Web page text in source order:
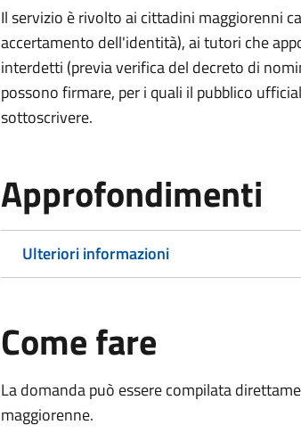
Il servizio è rivolto ai cittadini maggiorenni
accertamento dell'identità), ai tutori che
interdetti (previa verifica del decreto di
possono firmare, per i quali il pubblico
sottoscrivere.
Approfondimenti
Ulteriori informazioni
Come fare
La domanda può essere compilata
maggiorenne.